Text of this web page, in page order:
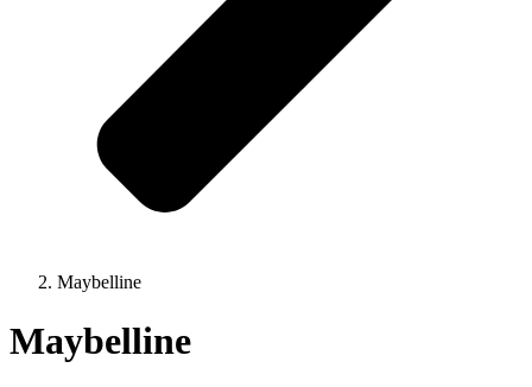
Maybelline
Maybelline